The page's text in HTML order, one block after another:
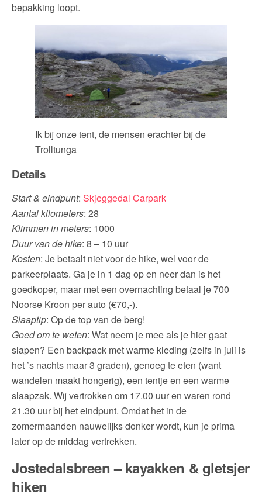
bepakking loopt.
Ik bij onze tent, de mensen erachter bij de
Trolltunga
Details
Start & eindpunt: Skjeggedal Carpark
Aantal kilometers: 28
Klimmen in meters: 1000
Duur van de hike: 8 – 10 uur
Kosten: Je betaalt niet voor de hike, wel voor de
parkeerplaats. Ga je in 1 dag op en neer dan is het
goedkoper, maar met een overnachting betaal je 700
Noorse Kroon per auto (€70,-).
Slaaptip: Op de top van de berg!
Goed om te weten: Wat neem je mee als je hier gaat
slapen? Een backpack met warme kleding (zelfs in juli is
het ’s nachts maar 3 graden), genoeg te eten (want
wandelen maakt hongerig), een tentje en een warme
slaapzak. Wij vertrokken om 17.00 uur en waren rond
21.30 uur bij het eindpunt. Omdat het in de
zomermaanden nauwelijks donker wordt, kun je prima
later op de middag vertrekken.
Jostedalsbreen – kayakken & gletsjer
hiken